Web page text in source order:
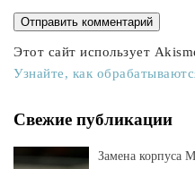
Этот сайт использует
Узнайте, как
Свежие публикации
Замена корпуса